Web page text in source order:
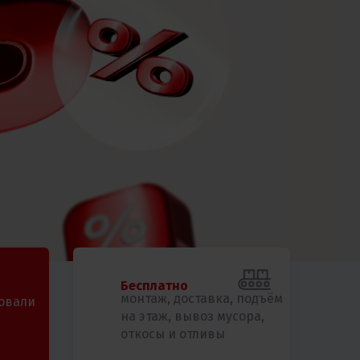
Бесплатно
монтаж, доставка, подъём
на этаж, вывоз мусора,
откосы и отливы